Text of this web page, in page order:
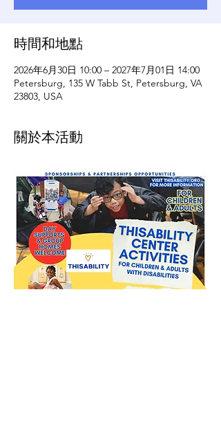
時間和地點
2026年6月30日 10:00 – 2027年7月01日 14:00
Petersburg, 135 W Tabb St, Petersburg, VA
23803, USA
關於本活動